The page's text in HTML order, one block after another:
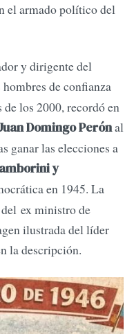
el armado político del
y dirigente del
de confianza
los 2000, recordó en
Domingo Perónal
ganar las elecciones a
y
en 1945. La
ex ministro de
ilustrada del líder
la descripción.